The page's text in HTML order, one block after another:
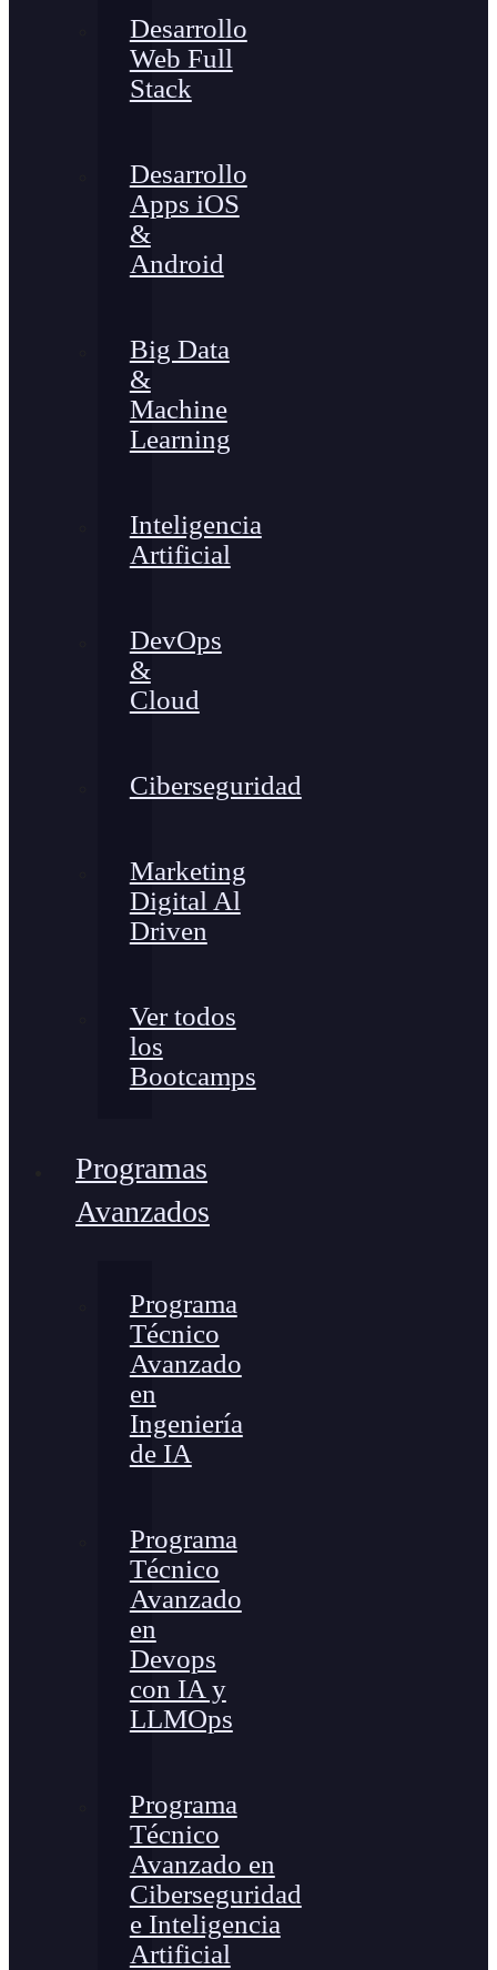
Desarrollo
Web Full
Stack
Desarrollo
Apps iOS
&
Android
Big Data
&
Machine
Learning
Inteligencia
Artificial
DevOps
&
Cloud
Ciberseguridad
Marketing
Digital Al
Driven
Ver todos
los
Bootcamps
Programas
Avanzados
Programa
Técnico
Avanzado
en
Ingeniería
de IA
Programa
Técnico
Avanzado
en
Devops
con IA y
LLMOps
Programa
Técnico
Avanzado en
Ciberseguridad
e Inteligencia
Artificial